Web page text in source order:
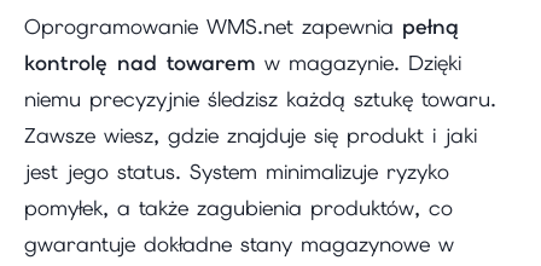
Oprogramowanie WMS.net zapewnia pełną
kontrolę nad towarem w magazynie. Dzięki
niemu precyzyjnie śledzisz każdą sztukę towaru.
Zawsze wiesz, gdzie znajduje się produkt i jaki
jest jego status. System minimalizuje ryzyko
pomyłek, a także zagubienia produktów, co
gwarantuje dokładne stany magazynowe w